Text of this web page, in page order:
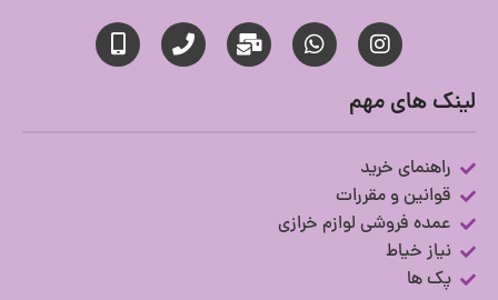
لینک های مهم
راهنمای خرید
قوانین و مقررات
عمده فروشی لوازم خرازی
نیاز خیاط
پک ها